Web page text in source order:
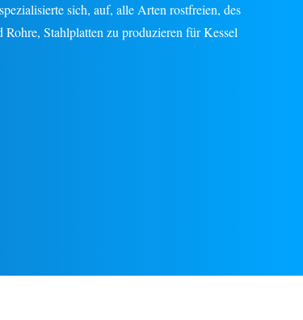
sich, auf, alle Arten rostfreien, des
Stahlplatten zu produzieren für Kessel